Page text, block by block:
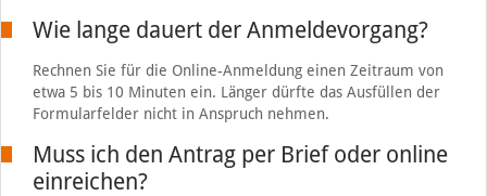
Wie lange dauert der Anmeldevorgang?
Rechnen Sie für die Online-Anmeldung einen Zeitraum von
etwa 5 bis 10 Minuten ein. Länger dürfte das Ausfüllen der
Formularfelder nicht in Anspruch nehmen.
Muss ich den Antrag per Brief oder online
einreichen?